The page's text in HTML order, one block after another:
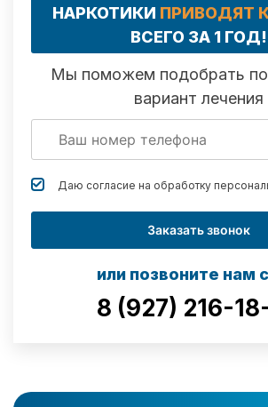
НАРКОТИКИ ПРИВОДЯТ
ВСЕГО ЗА 1 ГОД!
Мы поможем подобрать
вариант лечения
Даю согласие на обработку
Заказать звонок
или позвоните нам
8 (927) 216-